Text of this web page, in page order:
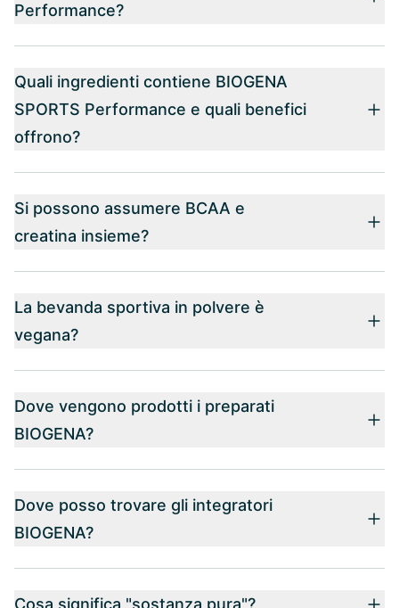
Performance?
Quali ingredienti contiene BIOGENA
SPORTS Performance e quali benefici
offrono?
Si possono assumere BCAA e
creatina insieme?
La bevanda sportiva in polvere è
vegana?
Dove vengono prodotti i preparati
BIOGENA?
Dove posso trovare gli integratori
BIOGENA?